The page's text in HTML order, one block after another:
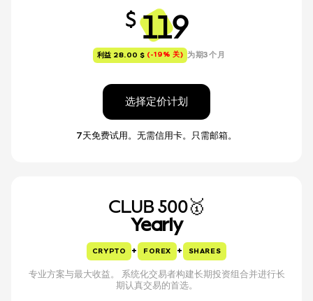
$ 119
利益 28.00 $ (-19% 关) 为期3个月
选择定价计划
7天免费试用。无需信用卡。只需邮箱。
CLUB 500🥇
Yearly
CRYPTO + FOREX + SHARES
专业方案与最大收益。 系统化交易者构建长期投资组合并进行长
期认真交易的首选。